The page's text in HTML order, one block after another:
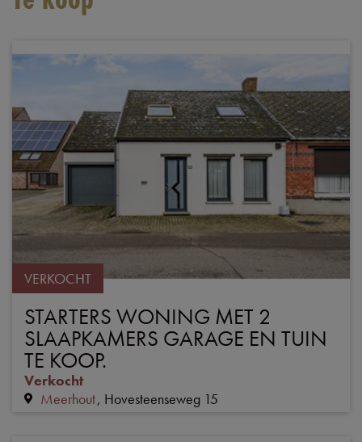
VERKOCHT
STARTERS WONING MET 2
SLAAPKAMERS GARAGE EN TUIN
TE KOOP.
Verkocht
Meerhout Hovesteenseweg 15